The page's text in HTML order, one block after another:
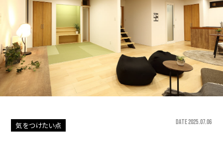
気をつけたい点 DATE 2025.07.06